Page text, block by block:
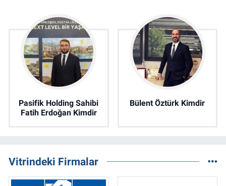
Pasifik Holding Sahibi
Fatih Erdoğan Kimdir
Bülent Öztürk Kimdir
Vitrindeki Firmalar